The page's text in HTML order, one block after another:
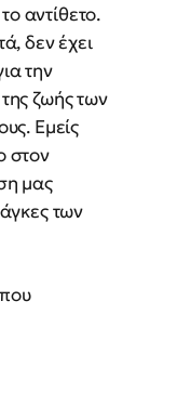
αντίθετο.
δεν έχει
την
ζωής των
Εμείς
στον
μας
των